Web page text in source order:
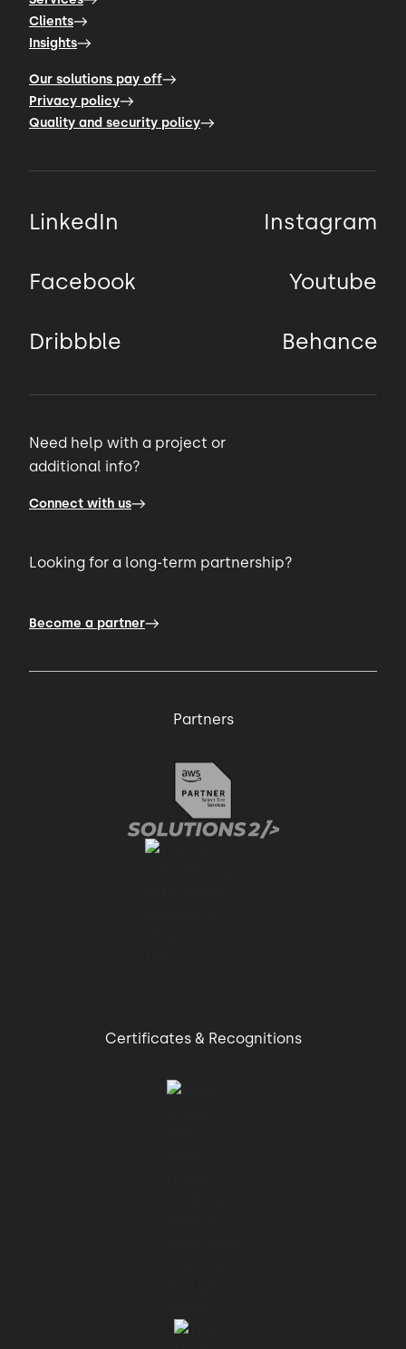
Clients
Insights
Our solutions pay off
Privacy policy
Quality and security policy
LinkedIn Instagram
Facebook Youtube
Dribbble Behance
Need help with a project or
additional info?
Connect with us
Looking for a long-term partnership?
Become a partner
Partners
Certificates & Recognitions